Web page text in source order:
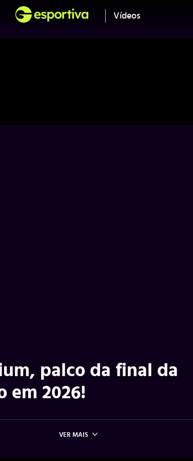
Vídeos
palco da final da
em 2026!
VER MAIS